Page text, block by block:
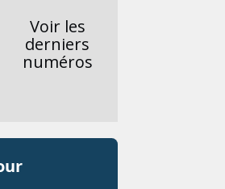
Voir les
derniers
numéros